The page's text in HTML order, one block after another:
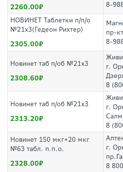
2260.00
8-
НОВИНЕТ Таблетки п/п/о
№21х3(Гедеон Рихтер)
2305.00
пр-
8-
Новинет таб п/об №21x3
2308.60
г.
8
Новинет таб п/об №21x3
2313.20
г.
8
Новинет 150 мкг+20 мкг
№63 табл. п.п.о.
2328.00
г.
8